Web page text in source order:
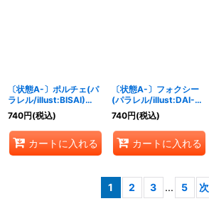
〔状態A-〕ポルチェ(パ
ラレル/illust:BISAI)
【SR/P】{OP07-072}
740円(税込)
カートに入れる
〔状態A-〕フォクシー
(パラレル/illust:DAI-
XT.)【R/P】{OP07-
071}
740円(税込)
カートに入れる
1 2 3 ... 5 次